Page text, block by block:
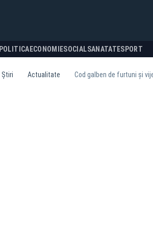
POLITICA ECONOMIESOCIALSANATATESPORT
Știri Actualitate Cod galben de furtuni și